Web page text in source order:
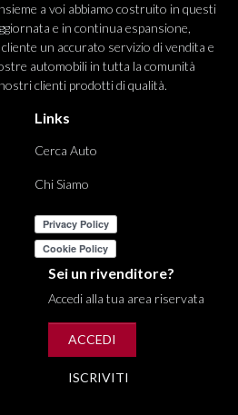
a voi abbiamo costruito in questi
e in continua espansione,
un accurato servizio di vendita e
automobili in tutta la comunità
clienti prodotti di qualità.
Links
Cerca Auto
Chi Siamo
Sei un rivenditore?
Accedi alla tua area riservata
ACCEDI
ISCRIVITI